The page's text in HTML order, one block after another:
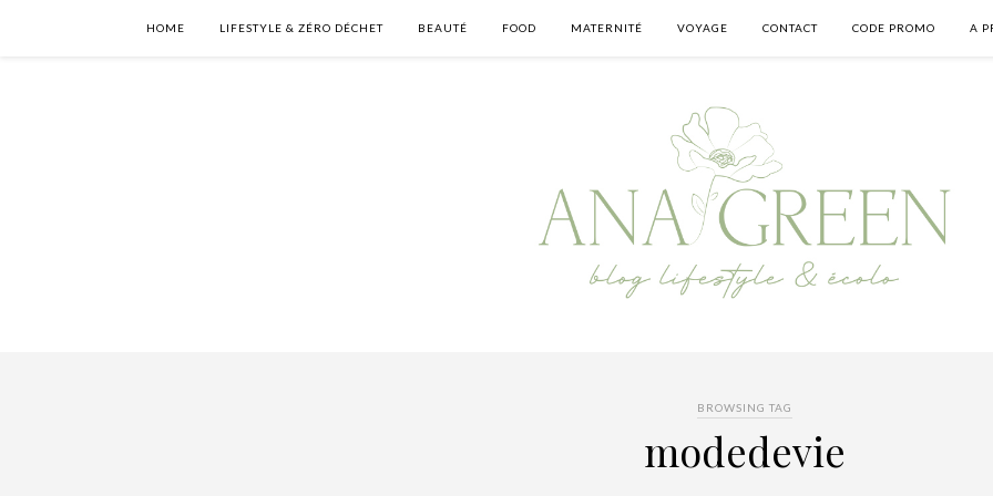
HOME LIFESTYLE & ZÉRO DÉCHET BEAUTÉ FOOD MATERNITÉ VOYAGE CONTACT CODE PROMO A
BROWSING TAG
modedevie